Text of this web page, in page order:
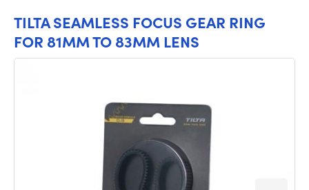
TILTA SEAMLESS FOCUS GEAR RING
FOR 81MM TO 83MM LENS